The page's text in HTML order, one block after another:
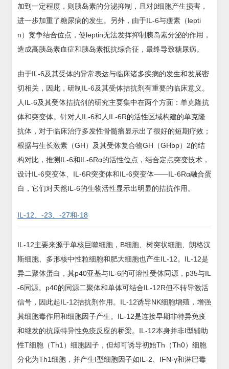
加到一定程度，则胰岛素的分泌抑制，且对β细胞产生损害，
进一步加重了糖尿病的发生。另外，由于IL-6与瘦素（lepti
n）竞争结合位点，使leptin无法发挥抑制胰岛素分泌的作用，
造成高胰岛素血症和胰岛素抵抗综合征，最终导致糖尿病。
由于IL-6及其受体的异常表达与临床诸多疾病的发生和发展密
切相关，因此，研制IL-6及其受体拮抗剂有重要的临床意义。
人IL-6及其受体拮抗剂的研究主要集中在两个方面：单克隆抗
体和突变体。针对人IL-6和人IL-6R的活性区域构建的单克隆
抗体，对于临床治疗多发性骨髓瘤显示出了很好的短期疗效；
根据与生长激素（GH）及其受体复合物GH（GHbp）2的结
构对比，推测IL-6和IL-6Rα的活性位点，结合定点突变技术，
设计IL-6突变体、IL-6R突变体和IL-6突变体——IL-6Rα融合蛋
白，它们对天然IL-6的生物活性显示出明显的拮抗作用。
IL-12、-23、-27和-18
IL-12主要来源于单核巨噬细胞，B细胞、树突状细胞、朗格汉
斯细胞、多形核中性粒细胞和肥大细胞也产生IL-12。IL-12是
异二聚体蛋白，其p40亚基与IL-6的可溶性受体同源，p35与IL
-6同源。p40的同源二聚体和单体可结合IL-12R但不转导激活
信号，因此起IL-12拮抗剂作用。IL-12诱导NK细胞增殖，增强
其细胞毒作用和细胞因子产生。IL-12是连接早期非特异免疫
和继发的抗原特异性免疫反应的桥梁。IL-12本身并非Ⅰ型辅助
性T细胞（Th1）细胞因子，但却可诱导初始Th（Th0）细胞
分化为Th1细胞，并产生Ⅰ型细胞因子如IL-2、IFN-γ和淋巴毒